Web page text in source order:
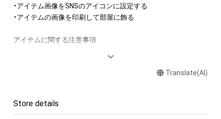
・アイテム画像をSNSのアイコンに設定する
・アイテムの画像を印刷して部屋に飾る
アイテムに関する注意事項
権(著作権、特許権、実用新案権、商標権、意匠権その他の知的財
作権を有する方、著作隣接権の権利者またはその管理委託を受
Translate(AI)
Store details